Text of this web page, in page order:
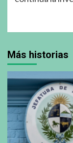
Más historias